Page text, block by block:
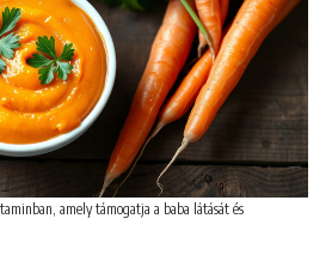
amely támogatja a baba látását és